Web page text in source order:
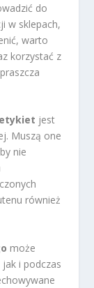
do
w sklepach,
warto
korzystać z
jest
Muszą one
nie
również
może
i podczas